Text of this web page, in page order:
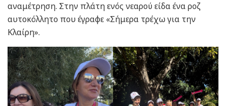
αναμέτρηση. Στην πλάτη ενός νεαρού είδα ένα ροζ
αυτοκόλλητο που έγραφε «Σήμερα τρέχω για την
Κλαίρη».